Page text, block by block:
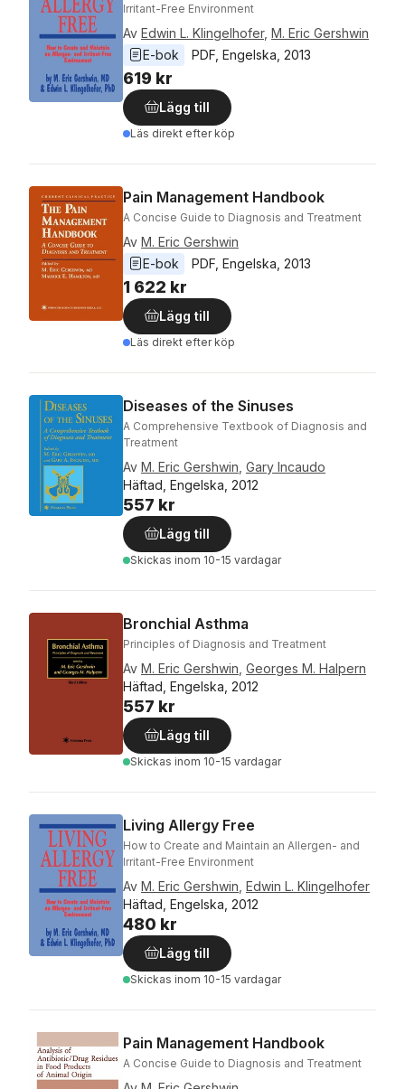
Irritant-Free Environment
Av Edwin L. Klingelhofer, M. Eric Gershwin
E-bok
PDF Engelska 2013
619 kr
Lägg till
Läs direkt efter köp
Pain Management Handbook
A Concise Guide to Diagnosis and Treatment
Av M. Eric Gershwin
E-bok
PDF Engelska 2013
1 622 kr
Lägg till
Läs direkt efter köp
Diseases of the Sinuses
A Comprehensive Textbook of Diagnosis and
Treatment
Av M. Eric Gershwin Gary Incaudo
Häftad, Engelska, 2012
557 kr
Lägg till
Skickas inom 10-15 vardagar
Bronchial Asthma
Principles of Diagnosis and Treatment
Av M. Eric Gershwin Georges M. Halpern
Häftad, Engelska, 2012
557 kr
Lägg till
Skickas inom 10-15 vardagar
Living Allergy Free
How to Create and Maintain an Allergen- and
Irritant-Free Environment
Av M. Eric Gershwin Edwin L. Klingelhofer
Häftad, Engelska, 2012
480 kr
Lägg till
Skickas inom 10-15 vardagar
Pain Management Handbook
A Concise Guide to Diagnosis and Treatment